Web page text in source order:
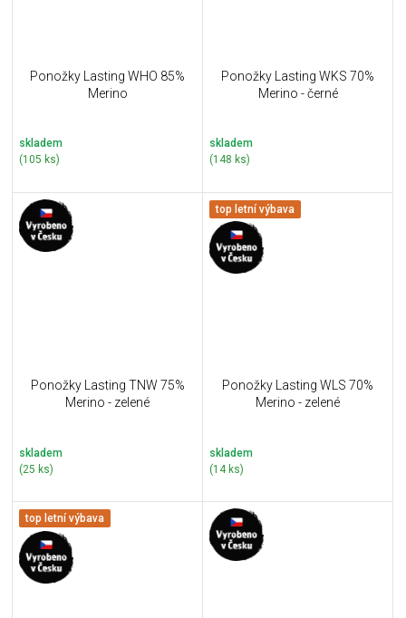
Ponožky Lasting WHO 85%
Merino
skladem
(105 ks)
Ponožky Lasting WKS 70%
Merino - černé
skladem
(148 ks)
Ponožky Lasting TNW 75%
Merino - zelené
skladem
(25 ks)
top letní výbava
Ponožky Lasting WLS 70%
Merino - zelené
skladem
(14 ks)
top letní výbava